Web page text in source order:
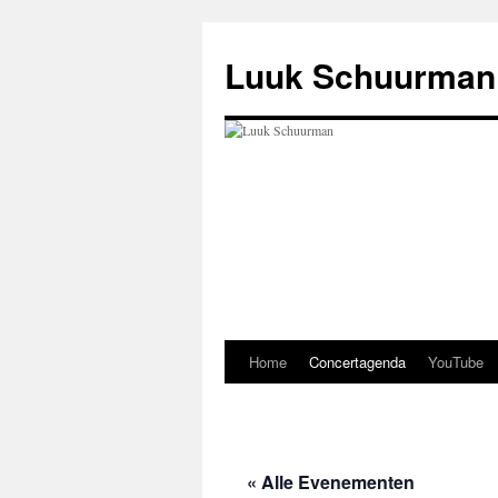
inhoud
Luuk Schuurman
Home Concertagenda YouTube
« Alle Evenementen